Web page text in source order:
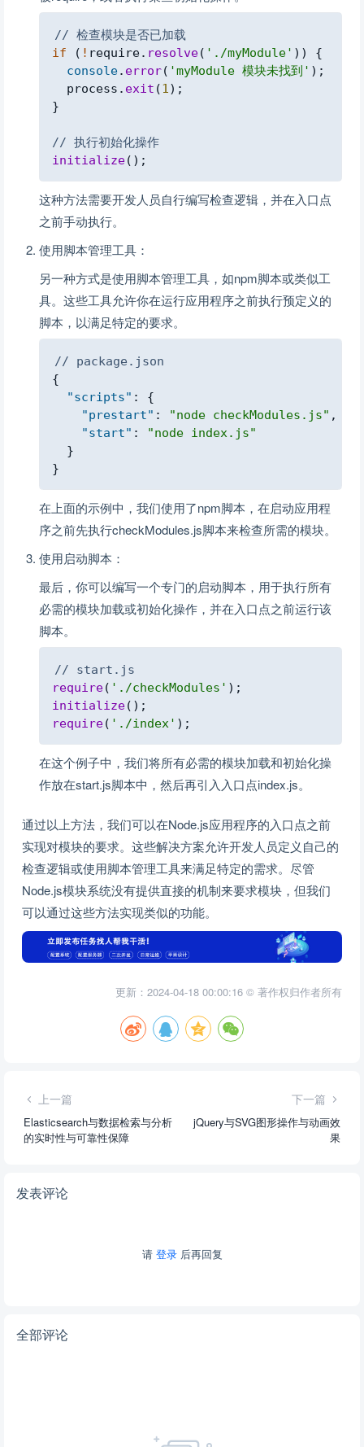
// 检查模块是否已加载
if
( ! require. resolve( './myModule' ) )
{
console. error( 'myModule 模块未找到' ) ;
  process
. exit (1 ) ;
}
// 执行初始化操作
initialize( ) ;
这种方法需要开发人员自行编写检查逻辑，并在入口点
之前手动执行。
使用脚本管理工具：
另一种方式是使用脚本管理工具，如npm脚本或类似工
具。这些工具允许你在运行应用程序之前执行预定义的
脚本，以满足特定的要求。
// package.json
{
"scripts" :
{
"prestart" : "node checkModules.js" ,
"start" :
"node index.js"
}
}
在上面的示例中，我们使用了npm脚本，在启动应用程
序之前先执行checkModules.js脚本来检查所需的模块。
使用启动脚本：
最后，你可以编写一个专门的启动脚本，用于执行所有
必需的模块加载或初始化操作，并在入口点之前运行该
脚本。
// start.js
require( './checkModules' ) ;
initialize( ) ;
require( './index' ) ;
在这个例子中，我们将所有必需的模块加载和初始化操
作放在start.js脚本中，然后再引入入口点index.js。
通过以上方法，我们可以在Node.js应用程序的入口点之前
实现对模块的要求。这些解决方案允许开发人员定义自己的
检查逻辑或使用脚本管理工具来满足特定的需求。尽管
Node.js模块系统没有提供直接的机制来要求模块，但我们
可以通过这些方法实现类似的功能。
更新：2024-04-18 00:00:16 © 著作权归作者所有
上一篇
Elasticsearch与数据检索与分析
的实时性与可靠性保障
下一篇
jQuery与SVG图形操作与动画效
果
发表评论
请 登录后再回复
全部评论